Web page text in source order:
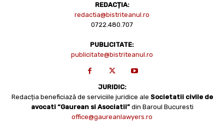
REDACȚIA:
redactia@bistriteanul.ro
0722.480.707
PUBLICITATE:
publicitate@bistriteanul.ro
JURIDIC:
Redacția beneficiază de serviciile juridice ale Societatii civile de
avocati “Gaurean si Asociatii” din Baroul Bucuresti
office@gaureanlawyers.ro